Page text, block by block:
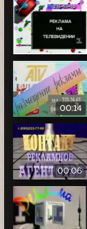
00:14
00:06